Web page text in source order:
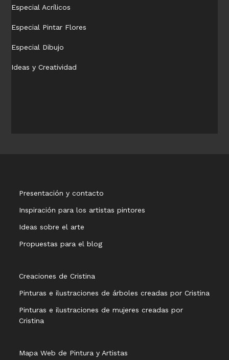
Especial Acrílicos
Especial Pintar Flores
Especial Dibujo
Ideas y Creatividad
Presentación y contacto
Inspiración para los artistas pintores
Ideas sobre el arte
Propuestas para el blog
Creaciones de Cristina
Pinturas e ilustraciones de árboles creadas por Cristina
Pinturas e ilustraciones de mujeres creadas por
Cristina
Mapa Web de Pintura y Artistas